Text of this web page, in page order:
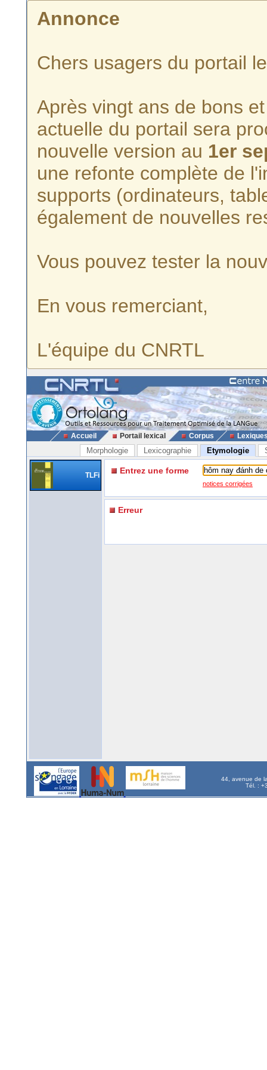
Annonce
Chers usagers du portail
Après vingt ans de bons
actuelle du portail sera
nouvelle version au 1er
une refonte complète de
supports (ordinateurs,
également de nouvelles
Vous pouvez tester la
En vous remerciant,
L'équipe du CNRTL
Accueil Portail lexical Corpus
Morphologie Lexicographie Etymologie
TLFi Entrez une forme
notices corrigées
Erreur
44, avenue de
Tél. :